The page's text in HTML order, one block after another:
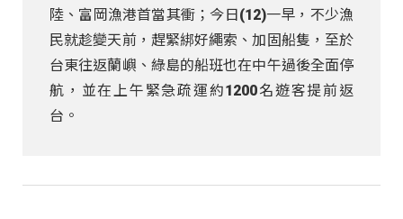
陸、富岡漁港首當其衝；今日(12)一早，不少漁
民就趁變天前，趕緊綁好繩索、加固船隻，至於
台東往返蘭嶼、綠島的船班也在中午過後全面停
航，並在上午緊急疏運約1200名遊客提前返
台。